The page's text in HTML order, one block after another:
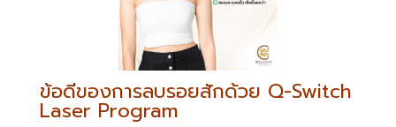
ข้อดีของการลบรอยสักด้วย Q-Switch
Laser Program